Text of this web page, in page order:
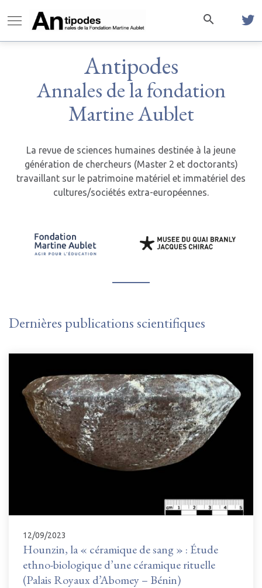
Antipodes
Annales de la fondation
Martine Aublet
La revue de sciences humaines destinée à la jeune
génération de chercheurs (Master 2 et doctorants)
travaillant sur le patrimoine matériel et immatériel des
cultures/sociétés extra-européennes.
Dernières publications scientifiques
12/09/2023
Hounzin, la « céramique de sang » : Étude
ethno-biologique d’une céramique rituelle
(Palais Royaux d’Abomey – Bénin)